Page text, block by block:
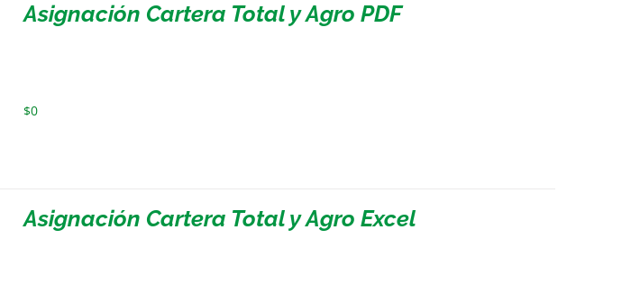
Asignación Cartera Total y Agro PDF
$0
Asignación Cartera Total y Agro Excel